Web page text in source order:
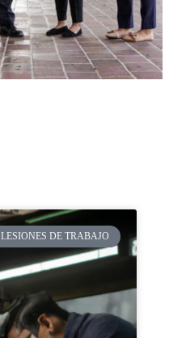
LESIONES DE TRABAJO